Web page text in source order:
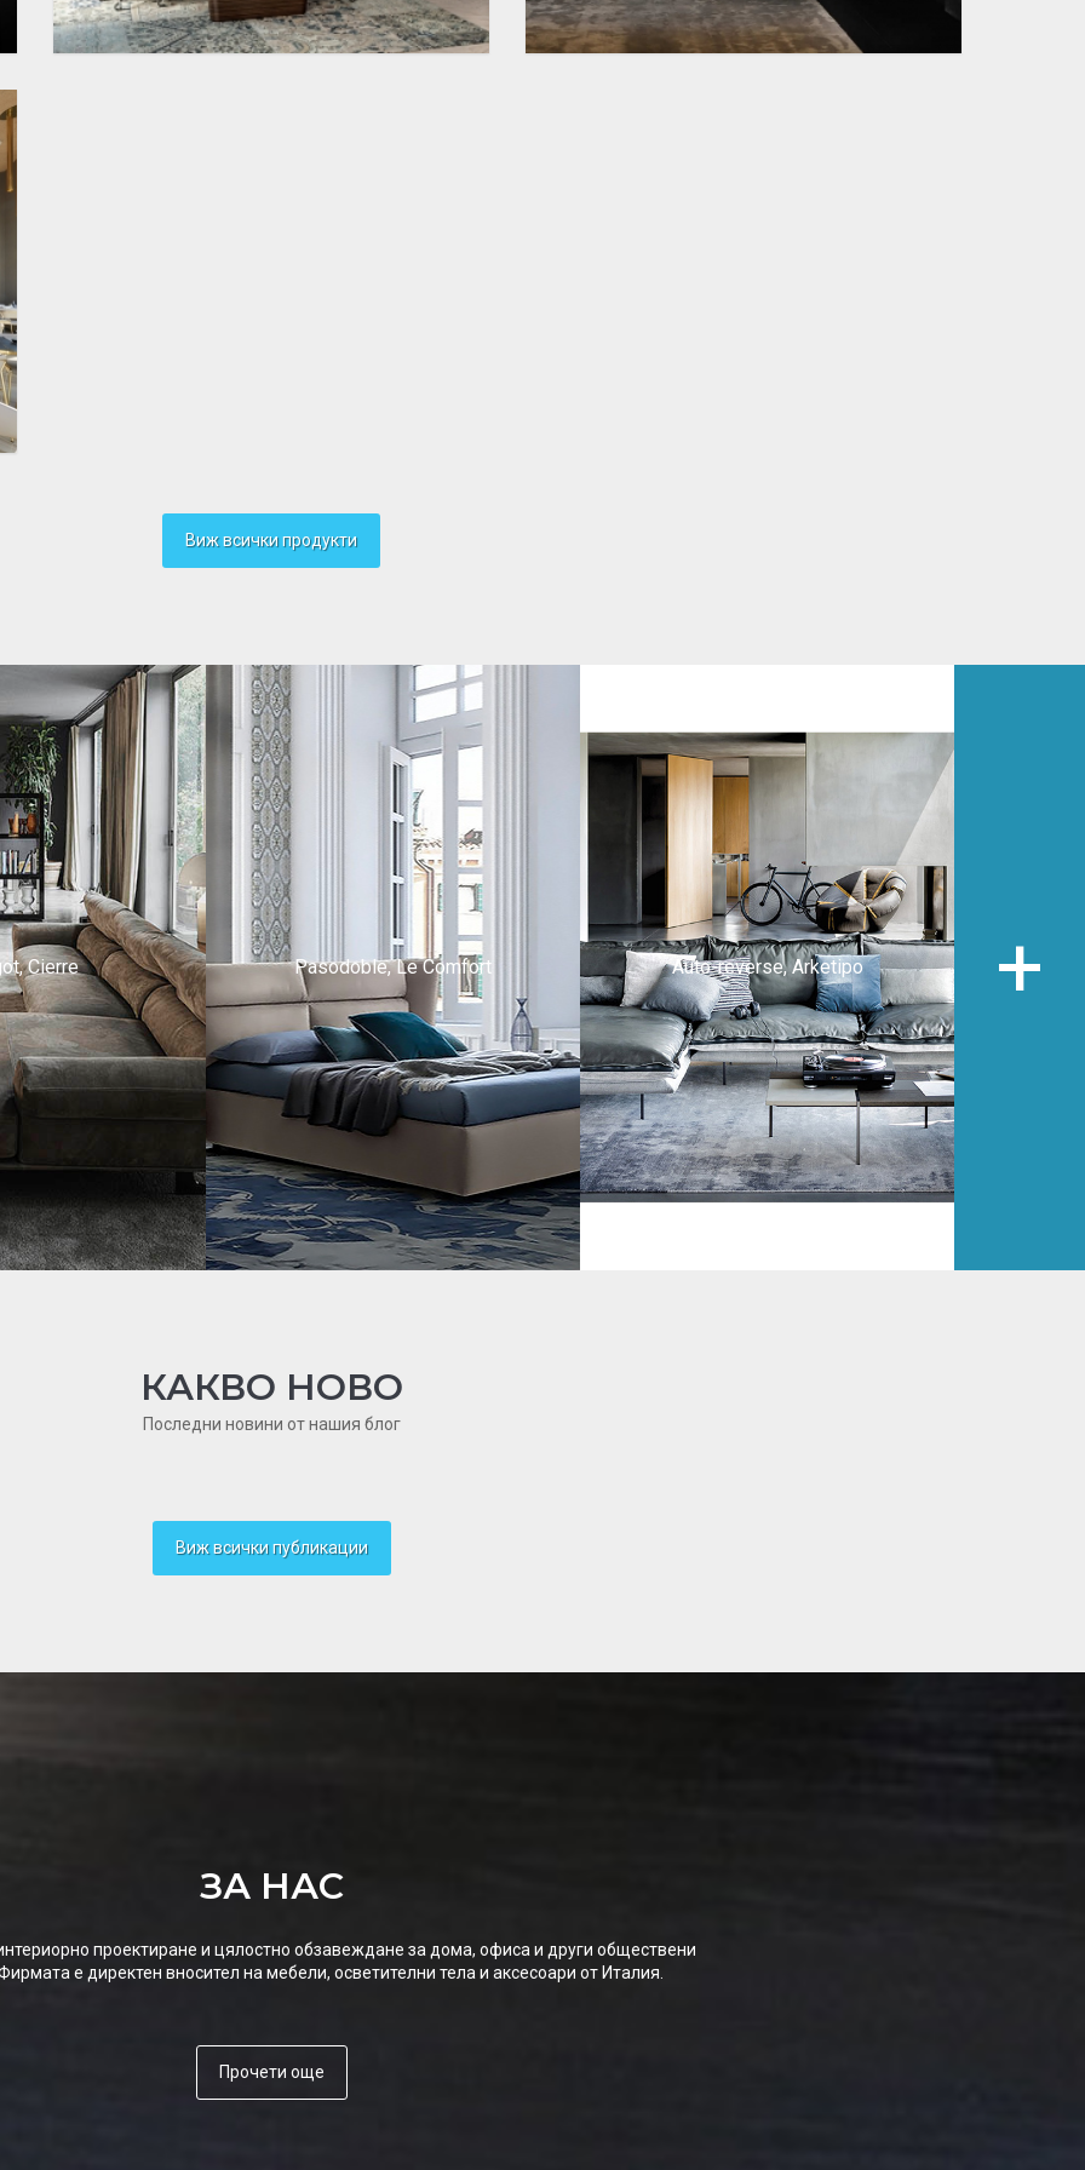
Виж всички продукти
Cierre Pasodoble, Le Comfort Auto-reverse, Arketipo
КАКВО НОВО
Последни новини от нашия блог
Виж всички публикации
ЗА НАС
интериорно проектиране и цялостно обзавеждане за дома, офиса и други обществени
е директен вносител на мебели, осветителни тела и аксесоари от Италия.
Прочети още